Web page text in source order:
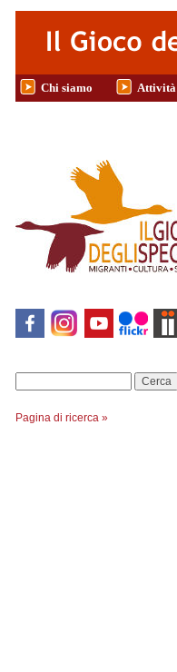
Salta al contenuto principale
Chi siamo Attività
Pagina di ricerca »